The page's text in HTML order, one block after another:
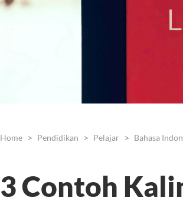
Home Pendidikan Pelajar Bahasa
3 Contoh